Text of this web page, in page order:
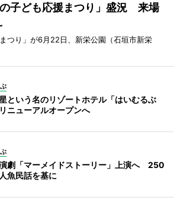
子ども応援まつり」盛況 来場
つり」が6月22日、新栄公園（石垣市新栄
という名のリゾートホテル「はいむるぶ
ニューアルオープンへ
劇「マーメイドストーリー」上演へ 250
魚民話を基に